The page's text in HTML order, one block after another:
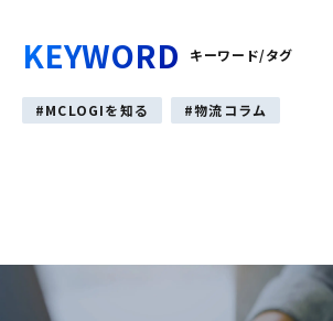
KEYWORD キーワード/タグ
MCLOGIを知る 物流コラム